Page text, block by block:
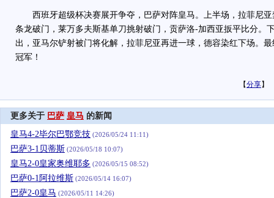
西班牙超级杯决赛展开争夺，巴萨对阵皇马。上半场，拉菲尼亚
条龙破门，莱万多夫斯基单刀挑射破门，贡萨洛-加西亚扳平比分。
出，亚马尔铲射被门将化解，拉菲尼亚再进一球，德容染红下场。
冠军！
【分享】
更多关于 巴萨 皇马 的新闻
皇马4-2毕尔巴鄂竞技 (2026/05/24 11:11)
巴萨3-1贝蒂斯 (2026/05/18 10:07)
皇马2-0皇家奥维耶多 (2026/05/15 08:52)
巴萨0-1阿拉维斯 (2026/05/14 16:07)
巴萨2-0皇马 (2026/05/11 14:26)